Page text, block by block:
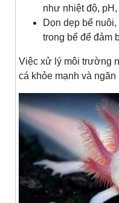
như nhiệt độ,
Dọn dẹp bể
trong bể để đảm
Việc xử lý môi trường
cá khỏe mạnh và